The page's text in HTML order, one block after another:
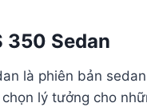
350 Sedan
là phiên bản
lý tưởng cho